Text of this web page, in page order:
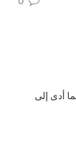
أدى إلى